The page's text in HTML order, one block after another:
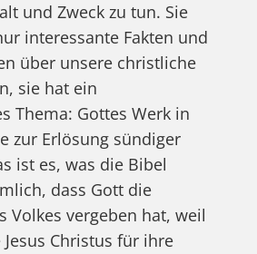
und Zweck zu tun. Sie
interessante Fakten und
über unsere christliche
sie hat ein
Thema: Gottes Werk in
zur Erlösung sündiger
ist es, was die Bibel
dass Gott die
Volkes vergeben hat, weil
Christus für ihre